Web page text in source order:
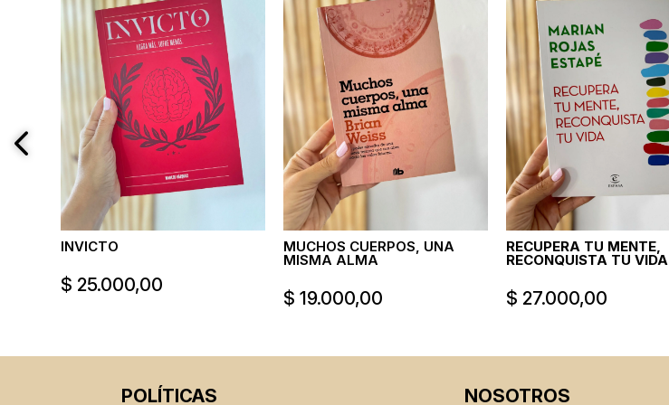
INVICTO
$ 25.000,00
MUCHOS CUERPOS, UNA
MISMA ALMA
$ 19.000,00
RECUPERA TU MENTE,
RECONQUISTA TU VIDA
$ 27.000,00
POLÍTICAS NOSOTROS